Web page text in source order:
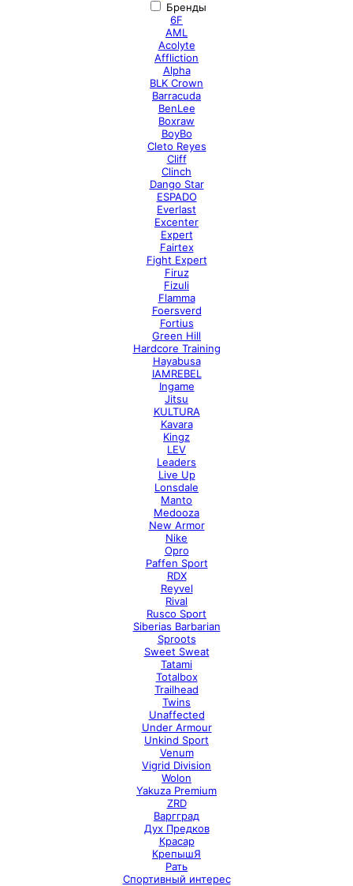
Бренды
6F
AML
Acolyte
Affliction
Alpha
BLK Crown
Barracuda
BenLee
Boxraw
BoyBo
Cleto Reyes
Cliff
Clinch
Dango Star
ESPADO
Everlast
Excenter
Expert
Fairtex
Fight Expert
Firuz
Fizuli
Flamma
Foersverd
Fortius
Green Hill
Hardcore Training
Hayabusa
IAMREBEL
Ingame
Jitsu
KULTURA
Kavara
Kingz
LEV
Leaders
Live Up
Lonsdale
Manto
Medooza
New Armor
Nike
Opro
Paffen Sport
RDX
Reyvel
Rival
Rusco Sport
Siberias Barbarian
Sproots
Sweet Sweat
Tatami
Totalbox
Trailhead
Twins
Unaffected
Under Armour
Unkind Sport
Venum
Vigrid Division
Wolon
Yakuza Premium
ZRD
Варгград
Дух Предков
Красар
КрепышЯ
Рать
Спортивный интерес